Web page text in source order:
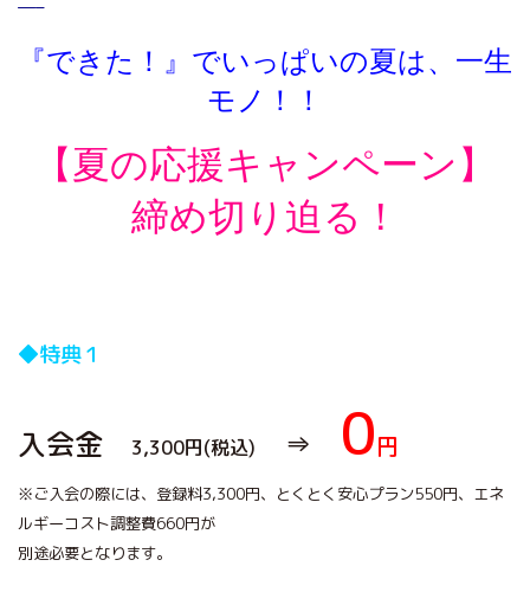
—–
『できた！』でいっぱいの夏は、一生
モノ！！
【夏の応援キャンペーン】
締め切り迫る！
◆特典１
入会金 3,300円(税込) ⇒ 0円
※ご入会の際には、登録料3,300円、とくとく安心プラン550円、エネ
ルギーコスト調整費660円が
別途必要となります。